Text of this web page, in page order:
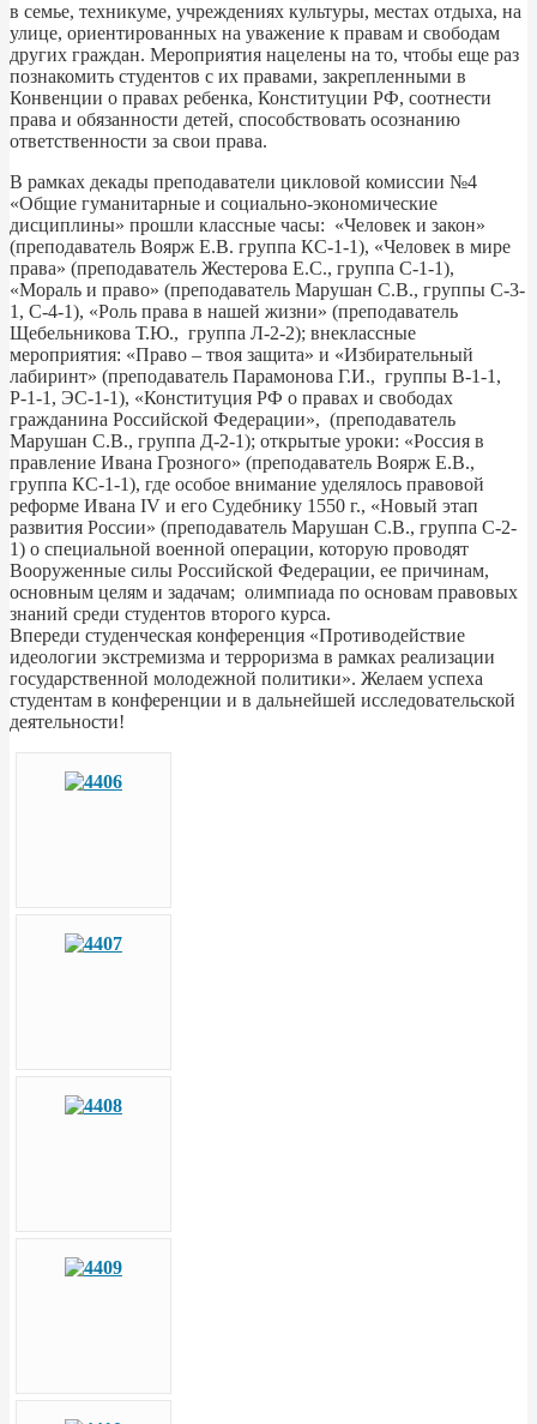
в семье, техникуме, учреждениях культуры, местах отдыха, на
улице, ориентированных на уважение к правам и свободам
других граждан. Мероприятия нацелены на то, чтобы еще раз
познакомить студентов с их правами, закрепленными в
Конвенции о правах ребенка, Конституции РФ, соотнести
права и обязанности детей, способствовать осознанию
ответственности за свои права.
В рамках декады преподаватели цикловой комиссии №4
«Общие гуманитарные и социально-экономические
дисциплины» прошли классные часы: «Человек и закон»
(преподаватель Воярж Е.В. группа КС-1-1), «Человек в мире
права» (преподаватель Жестерова Е.С., группа С-1-1),
«Мораль и право» (преподаватель Марушан С.В., группы С-3-
1, С-4-1), «Роль права в нашей жизни» (преподаватель
Щебельникова Т.Ю., группа Л-2-2); внеклассные
мероприятия: «Право – твоя защита» и «Избирательный
лабиринт» (преподаватель Парамонова Г.И., группы В-1-1,
Р-1-1, ЭС-1-1), «Конституция РФ о правах и свободах
гражданина Российской Федерации», (преподаватель
Марушан С.В., группа Д-2-1); открытые уроки: «Россия в
правление Ивана Грозного» (преподаватель Воярж Е.В.,
группа КС-1-1), где особое внимание уделялось правовой
реформе Ивана IV и его Судебнику 1550 г., «Новый этап
развития России» (преподаватель Марушан С.В., группа С-2-
1) о специальной военной операции, которую проводят
Вооруженные силы Российской Федерации, ее причинам,
основным целям и задачам; олимпиада по основам правовых
знаний среди студентов второго курса.
Впереди студенческая конференция «Противодействие
идеологии экстремизма и терроризма в рамках реализации
государственной молодежной политики». Желаем успеха
студентам в конференции и в дальнейшей исследовательской
деятельности!